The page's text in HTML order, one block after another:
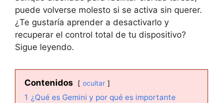
puede volverse molesto si se activa sin querer.
¿Te gustaría aprender a desactivarlo y
recuperar el control total de tu dispositivo?
Sigue leyendo.
Contenidos ocultar
1 ¿Qué es Gemini y por qué es importante